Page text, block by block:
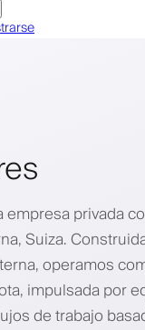
empresa privada
Suiza.
operamos
impulsada por
de trabajo